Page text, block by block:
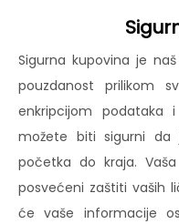
Sigurna kupovina je
pouzdanost prilikom
enkripcijom podataka
možete biti sigurni da
početka do kraja.
posvećeni zaštiti vaših
će vaše informacije